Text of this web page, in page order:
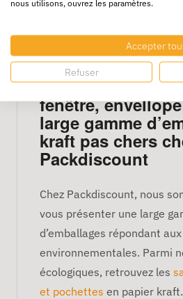
Où trouver
et autres
papier kraft ?
kraft, sac kraft
pochette avec ou
fenêtre,
large gamme
kraft pas chers
Packdiscount
Chez Packdiscount, nous
vous présenter une large
d’emballages répondant
environnementales. Parmi
écologiques, retrouvez les
et pochettes en papier kraft.
nous utilisons, ouvrez les paramètres.
Accepter
Refuser